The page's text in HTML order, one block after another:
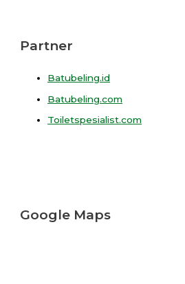
Partner
Batubeling.id
Batubeling.com
Toiletspesialist.com
Google Maps